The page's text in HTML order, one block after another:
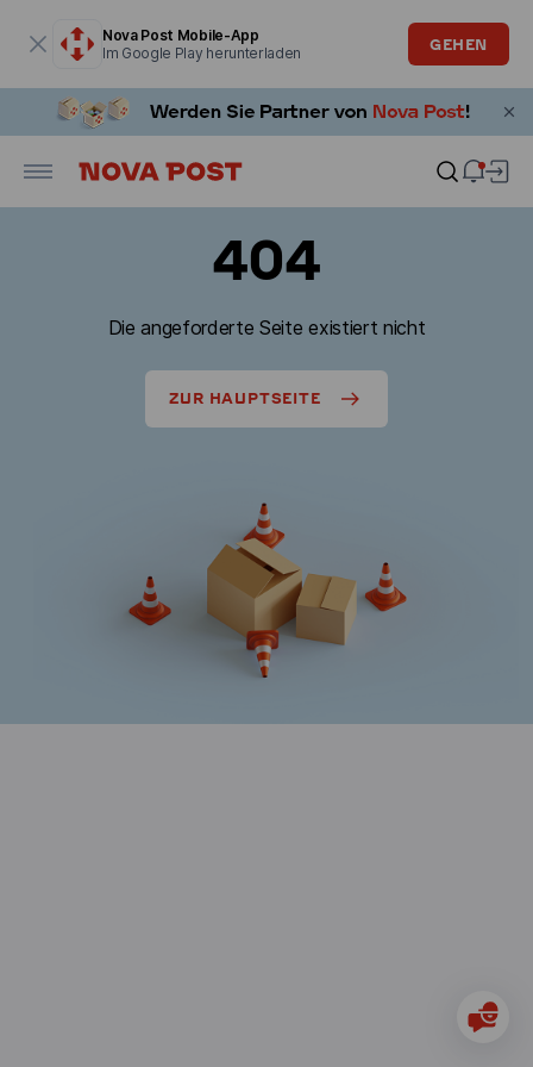
Nova Post Mobile-App
Im Google Play herunterladen
GEHEN
404
Die angeforderte Seite existiert nicht
ZUR HAUPTSEITE